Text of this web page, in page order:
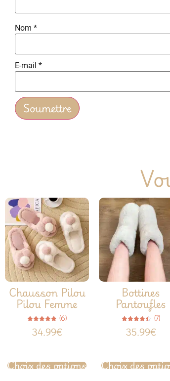
Nom *
E-mail *
Chausson Pilou
Pilou Femme
4.83
sur 5
(6)
34.99€
Choix des options
Bottines
Pantoufles
4.43
sur 5
(7)
35.99€
Choix des